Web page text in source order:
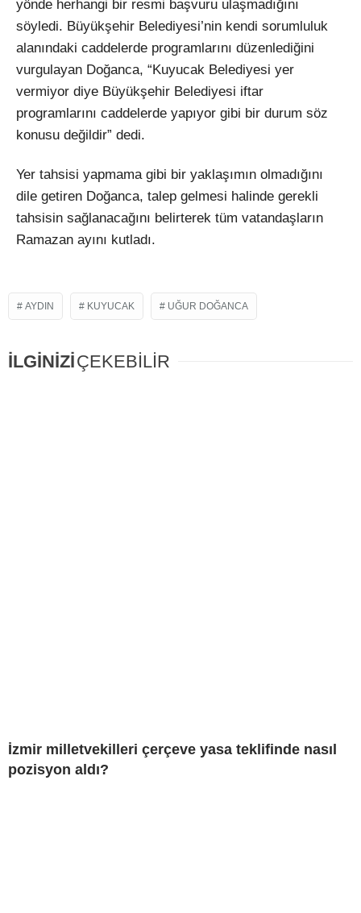
yönde herhangi bir resmi başvuru ulaşmadığını
söyledi. Büyükşehir Belediyesi’nin kendi sorumluluk
alanındaki caddelerde programlarını düzenlediğini
vurgulayan Doğanca, “Kuyucak Belediyesi yer
vermiyor diye Büyükşehir Belediyesi iftar
programlarını caddelerde yapıyor gibi bir durum söz
konusu değildir” dedi.
Yer tahsisi yapmama gibi bir yaklaşımın olmadığını
dile getiren Doğanca, talep gelmesi halinde gerekli
tahsisin sağlanacağını belirterek tüm vatandaşların
Ramazan ayını kutladı.
AYDIN KUYUCAK UĞUR DOĞANCA
İLGİNİZİÇEKEBİLİR
İzmir milletvekilleri çerçeve yasa teklifinde nasıl
pozisyon aldı?